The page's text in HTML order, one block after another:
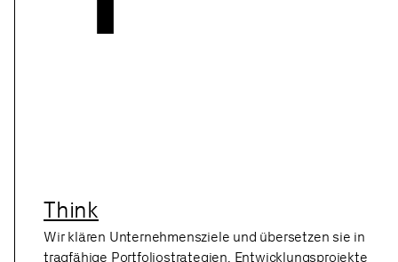
Think
Wir klären Unternehmensziele und übersetzen sie in
tragfähige Portfoliostrategien, Entwicklungsprojekte